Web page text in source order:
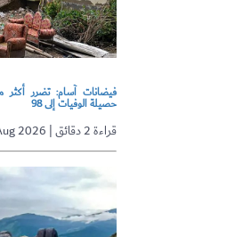
حصيلة الوفيات إلى 98
08 Aug 2026 | قراءة 2 دقائق